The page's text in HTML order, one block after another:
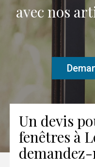
avec nos
Un devis
fenêtres à